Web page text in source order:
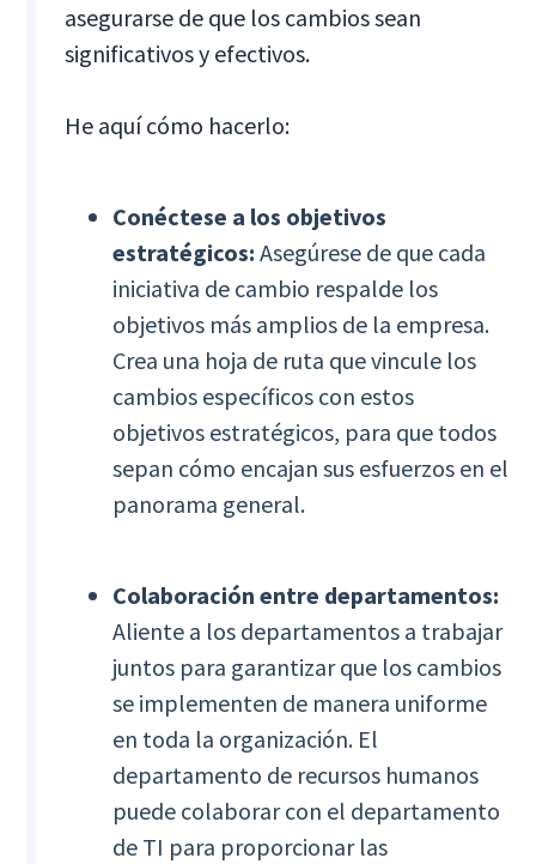
asegurarse de que los cambios sean
significativos y efectivos.
He aquí cómo hacerlo:
Conéctese a los objetivos
estratégicos:Asegúrese de que cada
iniciativa de cambio respalde los
objetivos más amplios de la empresa.
Crea una hoja de ruta que vincule los
cambios específicos con estos
objetivos estratégicos, para que todos
sepan cómo encajan sus esfuerzos en el
panorama general.
Colaboración entre departamentos:
Aliente a los departamentos a trabajar
juntos para garantizar que los cambios
se implementen de manera uniforme
en toda la organización. El
departamento de recursos humanos
puede colaborar con el departamento
de TI para proporcionar las